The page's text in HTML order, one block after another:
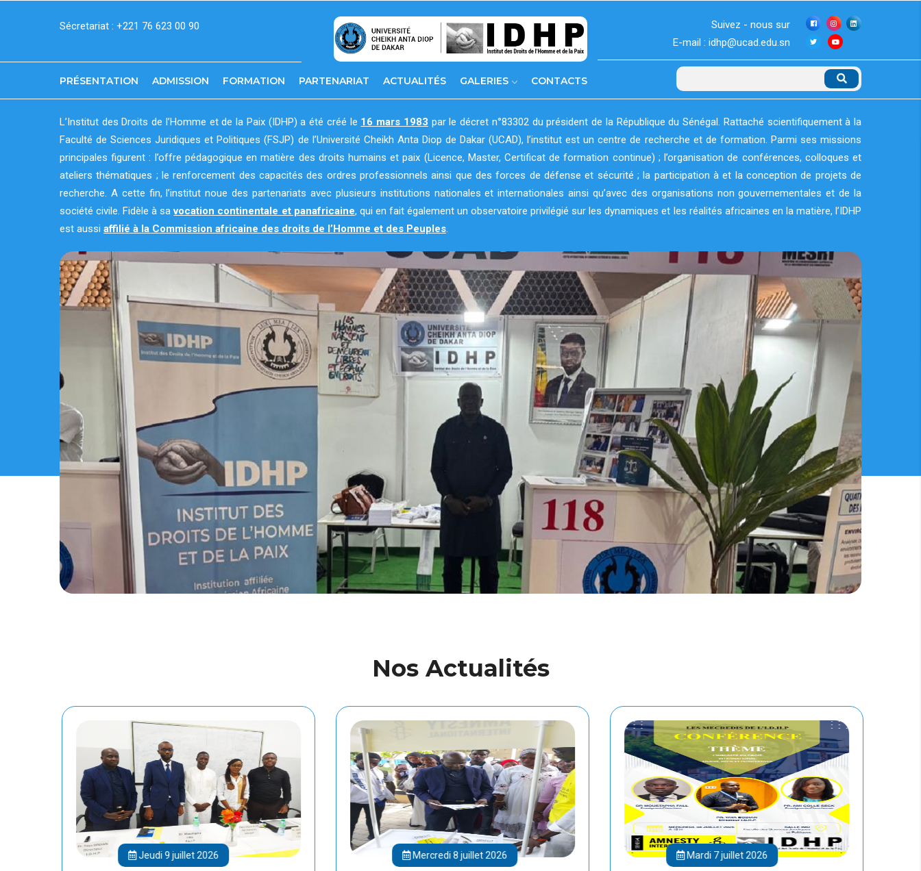
principal
Sécretariat : +221 76 623 00 90
Suivez - nous sur
E-mail : idhp@ucad.edu.sn
PRÉSENTATION ADMISSION FORMATION PARTENARIAT ACTUALITÉS GALERIES CONTACTS Rechercher
L’Institut des Droits de l’Homme et de la Paix (IDHP) a été créé le 16 mars 1983 par le décret n°83302 du président de la République du Sénégal. Rattaché scientifiquement à la
Faculté de Sciences Juridiques et Politiques (FSJP) de l’Université Cheikh Anta Diop de Dakar (UCAD), l’institut est un centre de recherche et de formation. Parmi ses missions
principales figurent : l’offre pédagogique en matière des droits humains et paix (Licence, Master, Certificat de formation continue) ; l’organisation de conférences, colloques et
ateliers thématiques ; le renforcement des capacités des ordres professionnels ainsi que des forces de défense et sécurité ; la participation à et la conception de projets de
recherche. A cette fin, l’institut noue des partenariats avec plusieurs institutions nationales et internationales ainsi qu’avec des organisations non gouvernementales et de la
société civile. Fidèle à savocation continentale et panafricaine, qui en fait également un observatoire privilégié sur les dynamiques et les réalités africaines en la matière, l’IDHP
est aussi affilié à la Commission africaine des droits de l’Homme et des Peuples.
PARTICIPATION DE L'IDHP AU SALON UNIVERSITAIRE DE L’ORIENTATION, DE L’APPRENTISSAGE ET DE LA FORMATION (UNIVERSALON) 2025
Nos Actualités
Jeudi 9 juillet 2026 Mercredi 8 juillet 2026 Mardi 7 juillet 2026